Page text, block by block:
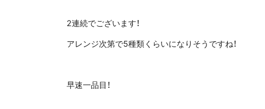
2連続でございます！
アレンジ次第で5種類くらいになりそうですね！
早速一品目！